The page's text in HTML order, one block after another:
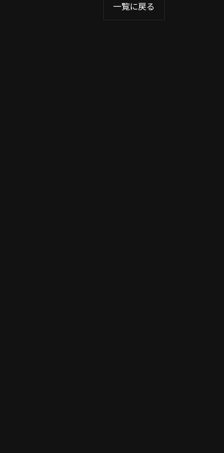
一覧に戻る